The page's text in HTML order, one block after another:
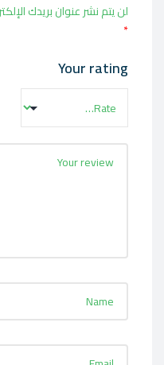
لن يتم نشر عنوان بريدك
*
Your rating